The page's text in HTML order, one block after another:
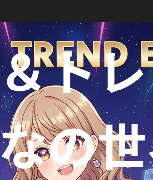
ト
の